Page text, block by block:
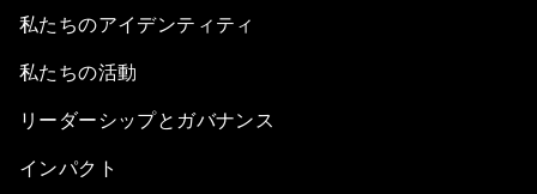
私たちのアイデンティティ
私たちの活動
リーダーシップとガバナンス
インパクト